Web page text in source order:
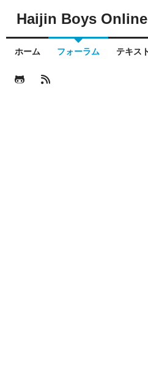
Haijin Boys Online
ホーム フォーラム テキス